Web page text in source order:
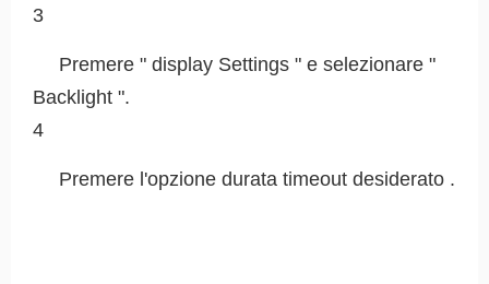
3
Premere " display Settings " e selezionare "
Backlight ".
4
Premere l'opzione durata timeout desiderato .